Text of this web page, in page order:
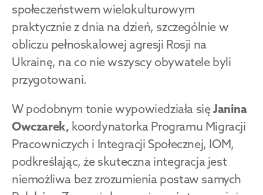
społeczeństwem wielokulturowym
praktycznie z dnia na dzień, szczególnie w
obliczu pełnoskalowej agresji Rosji na
Ukrainę, na co nie wszyscy obywatele byli
przygotowani.
W podobnym tonie wypowiedziała się Janina
Owczarek, koordynatorka Programu Migracji
Pracowniczych i Integracji Społecznej, IOM,
podkreślając, że skuteczna integracja jest
niemożliwa bez zrozumienia postaw samych